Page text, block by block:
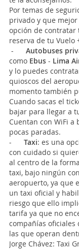
Por temas de
privado y que
opción de contratar
reserva de tu Vuelo
- Autobuses
como Ebus - Lima
y lo puedes
quioscos del
momento también
Cuando sacas el
bajar para llegar a
Cuentan con WiFi a
pocas paradas.
- Taxi: es una
con cuidado si
al centro de la
taxi, bajo ningún
aeropuerto, ya que
un taxi oficial y
riesgo que ello
tarifa ya que no
compañías oficiales
las que operan
Jorge Chávez: Taxi